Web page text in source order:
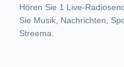
Hören Sie 1 Live-
Sie Musik, Nachrichten,
Streema.